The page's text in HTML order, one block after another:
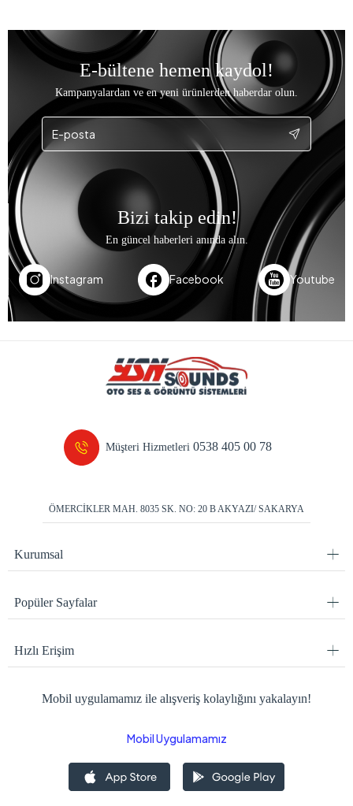
E-bültene hemen kaydol!
Kampanyalardan ve en yeni ürünlerden haberdar olun.
Bizi takip edin!
En güncel haberleri anında alın.
Instagram Facebook Youtube
Müşteri Hizmetleri0538 405 00 78
ÖMERCİKLER MAH. 8035 SK. NO: 20 B AKYAZI/ SAKARYA
Kurumsal
Popüler Sayfalar
Hızlı Erişim
Mobil uygulamamız ile alışveriş kolaylığını yakalayın!
Mobil Uygulamamız